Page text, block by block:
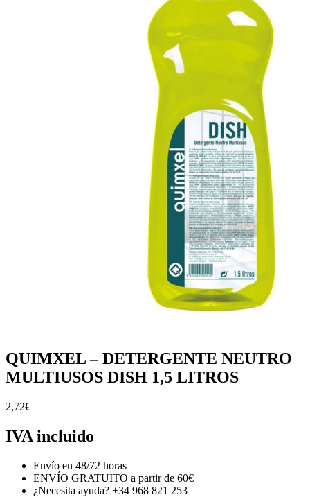
QUIMXEL – DETERGENTE NEUTRO
MULTIUSOS DISH 1,5 LITROS
2,72€
IVA incluido
Envío en 48/72 horas
ENVÍO GRATUITO a partir de 60€
¿Necesita ayuda? +34 968 821 253